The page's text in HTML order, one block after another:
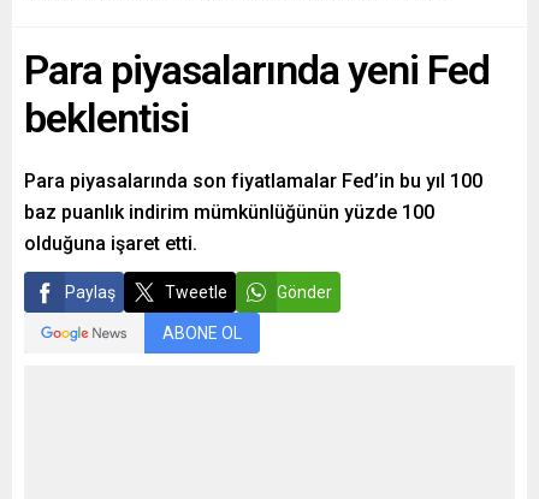
Para piyasalarında yeni Fed
beklentisi
Para piyasalarında son fiyatlamalar Fed’in bu yıl 100
baz puanlık indirim mümkünlüğünün yüzde 100
olduğuna işaret etti.
Paylaş Tweetle Gönder
ABONE OL